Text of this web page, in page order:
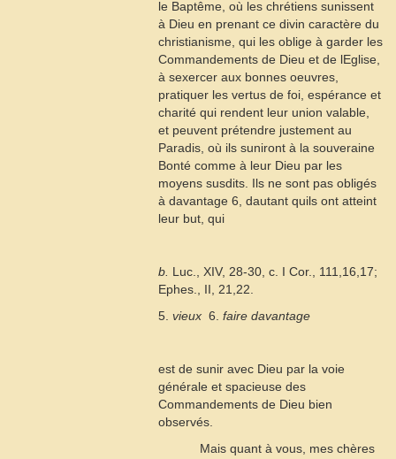
le Baptême, où les chrétiens sunissent
à Dieu en prenant ce divin caractère du
christianisme, qui les oblige à garder les
Commandements de Dieu et de lEglise,
à sexercer aux bonnes oeuvres,
pratiquer les vertus de foi, espérance et
charité qui rendent leur union valable,
et peuvent prétendre justement au
Paradis, où ils suniront à la souveraine
Bonté comme à leur Dieu par les
moyens susdits. Ils ne sont pas obligés
à davantage 6 , dautant quils ont atteint
leur but, qui
b. Luc., XIV, 28-30, c. I Cor., 111,16,17;
Ephes., II, 21,22.
5. vieux  6. faire davantage
est de sunir avec Dieu par la voie
générale et spacieuse des
Commandements de Dieu bien
observés.
Mais quant à vous, mes chères